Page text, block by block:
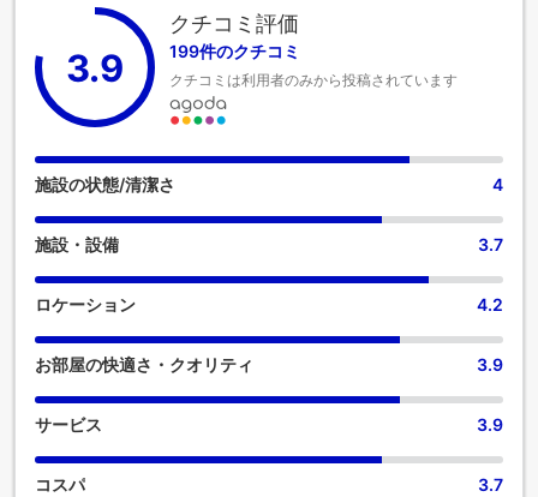
さを追求した各客室は、快適さを保ちながら、静かな眠りを
お約束する様々な機能を備えています。ル メリディアン パリ
アルク ド トリオンフのバスルームには、バスローブ、タオ
ル、ヘアドライヤーをご用意しております。 ル メリディアン
パリ アルク ド トリオンフでは毎朝、手作りの美味しい朝食で
一日がスタートします。当宿泊施設内にあるカフェで上質な
コーヒーを楽しみながら、リフレッシュした気分で一日を始
めましょう。
3.9
クチコミ評価
199件のクチコミ
クチコミは利用者のみから投稿されています
施設の状態/清潔さ 4
施設・設備 3.7
ロケーション 4.2
お部屋の快適さ・クオリティ 3.9
サービス 3.9
コスパ 3.7